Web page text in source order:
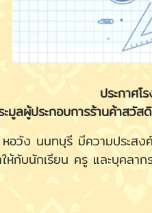
ประกาศ
ะมูลผู้ประกอบการร้านค้าส
ง นนทบุรี มีความประสงค์
ห้กับนักเรียน ครู และบุคล